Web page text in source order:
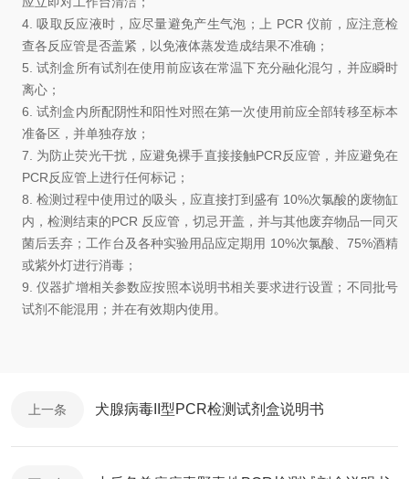
4.吸取反应液时，应尽量避免产生气泡 ； 上 PCR 仪前，应注意检
查各反应管是否盖紧，以免液体蒸发造成结果不准确 ；
5.试剂盒所有试剂在使用前应该在常温下充分融化混匀，并应瞬时
离心；
6.试剂盒内所配阴性和阳性对照在第一次使用前应全部转移至标本
准备区，并单独存放 ；
7. 为防止荧光干扰，应避免裸手直接接触PCR反应管，并应避免在
PCR反应管上进行任何标记 ；
8. 检测过程中使用过的吸头，应直接打到盛有 10%次氯酸的废物缸
内，检测结束的PCR 反应管，切忌开盖，并与其他废弃物品一同灭
菌后丢弃 ； 工作台及各种实验用品应定期用 10%次氯酸、 75%酒精
或紫外灯进行消毒 ；
9.仪器扩增相关参数应按照本说明书相关要求进行设置； 不同批号
试剂不能混用 ； 并在有效期内使用。
上一条 犬腺病毒II型PCR检测试剂盒说明书